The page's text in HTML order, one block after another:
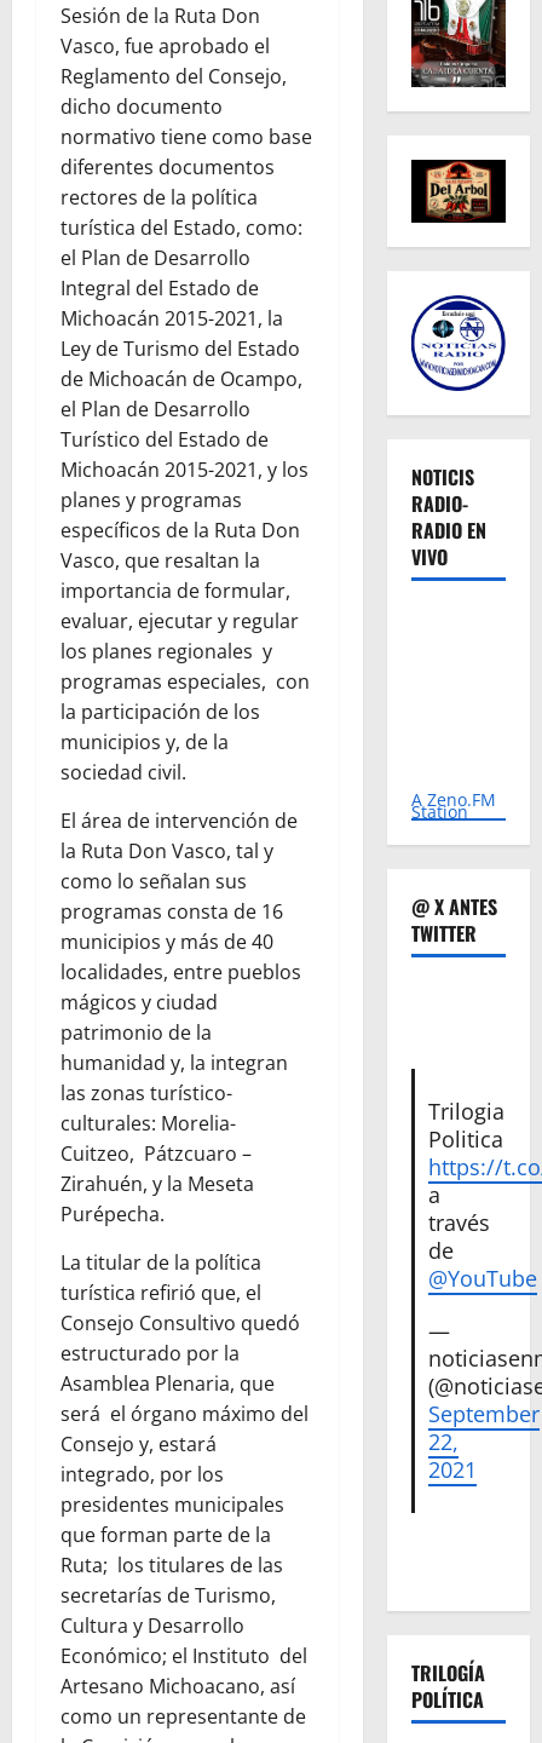
Sesión de la Ruta Don
Vasco, fue aprobado el
Reglamento del Consejo,
dicho documento
normativo tiene como base
diferentes documentos
rectores de la política
turística del Estado, como:
el Plan de Desarrollo
Integral del Estado de
Michoacán 2015-2021, la
Ley de Turismo del Estado
de Michoacán de Ocampo,
el Plan de Desarrollo
Turístico del Estado de
Michoacán 2015-2021, y los
planes y programas
específicos de la Ruta Don
Vasco, que resaltan la
importancia de formular,
evaluar, ejecutar y regular
los planes regionales y
programas especiales, con
la participación de los
municipios y, de la
sociedad civil.
El área de intervención de
la Ruta Don Vasco, tal y
como lo señalan sus
programas consta de 16
municipios y más de 40
localidades, entre pueblos
mágicos y ciudad
patrimonio de la
humanidad y, la integran
las zonas turístico-
culturales: Morelia-
Cuitzeo, Pátzcuaro –
Zirahuén, y la Meseta
Purépecha.
La titular de la política
turística refirió que, el
Consejo Consultivo quedó
estructurado por la
Asamblea Plenaria, que
será el órgano máximo del
Consejo y, estará
integrado, por los
presidentes municipales
que forman parte de la
Ruta; los titulares de las
secretarías de Turismo,
Cultura y Desarrollo
Económico; el Instituto del
Artesano Michoacano, así
como un representante de
NOTICIS
RADIO-
RADIO EN
VIVO
A Zeno.FM
Station
@ X ANTES
TWITTER
Trilogia
Politica
https://
a
través
de
@YouTube
—
September
22,
2021
TRILOGÍA
POLÍTICA